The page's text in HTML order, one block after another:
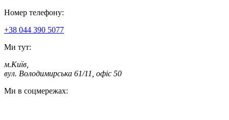
Номер телефону:
+38 044 390 5077
Ми тут:
м.Київ
вул. Володимирська 61/11, офіс 50
Ми в соцмережах: